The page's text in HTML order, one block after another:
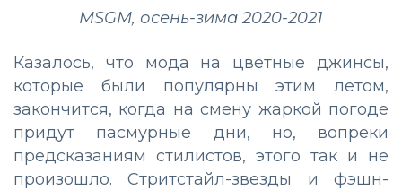
MSGM, осень-зима 2020-2021
Казалось, что мода на цветные джинсы,
которые были популярны этим летом,
закончится, когда на смену жаркой погоде
придут пасмурные дни, но, вопреки
предсказаниям стилистов, этого так и не
произошло. Стритстайл-звезды и фэшн-